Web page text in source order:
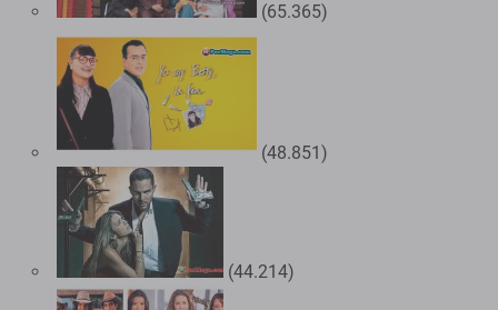
(65.365)
(48.851)
(44.214)